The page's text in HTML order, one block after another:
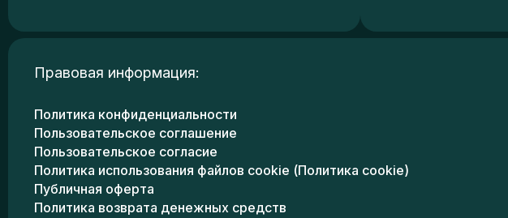
Правовая информация:
Политика конфиденциальности
Пользовательское соглашение
Пользовательское согласие
Политика использования файлов cookie (Политика cookie)
Публичная оферта
Политика возврата денежных средств